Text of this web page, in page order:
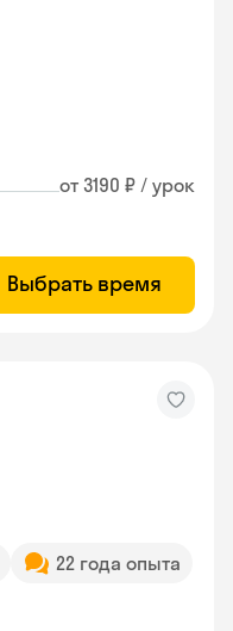
от 3190 ₽ / урок
Выбрать время
22 года опыта